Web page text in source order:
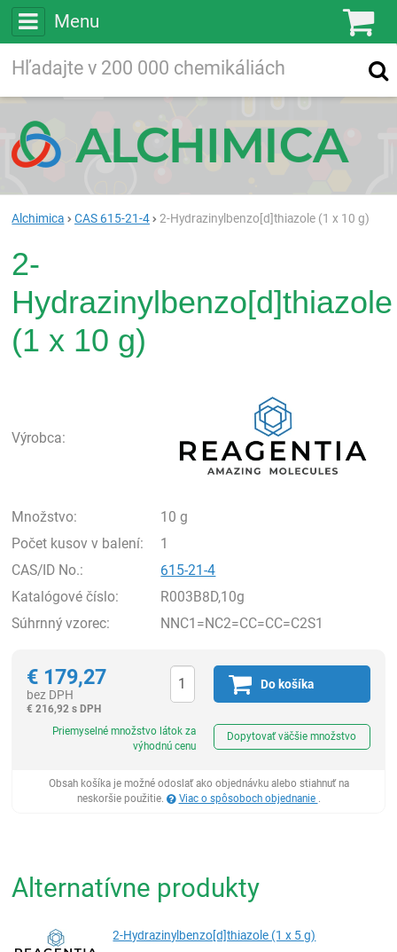
Menu
Vyhľadávanie
Alchimica CAS 615-21-4 2-Hydrazinylbenzo[d]thiazole (1 x 10 g)
2-
Hydrazinylbenzo[d]thiazole
(1 x 10 g)
Výrobca:
Množstvo:
10 g
Počet kusov v balení:
1
CAS/ID No.:
615-21-4
Katalógové číslo:
R003B8D,10g
Súhrnný vzorec:
NNC1=NC2=CC=CC=C2S1
€ 179,27
bez DPH
€ 216,92 s DPH
Do košíka
Priemyselné množstvo látok za
výhodnú cenu
Dopytovať väčšie množstvo
Obsah košíka je možné odoslať ako objednávku alebo stiahnuť na
neskoršie použitie.
Viac o spôsoboch objednanie .
Alternatívne produkty
2-Hydrazinylbenzo[d]thiazole (1 x 5 g)